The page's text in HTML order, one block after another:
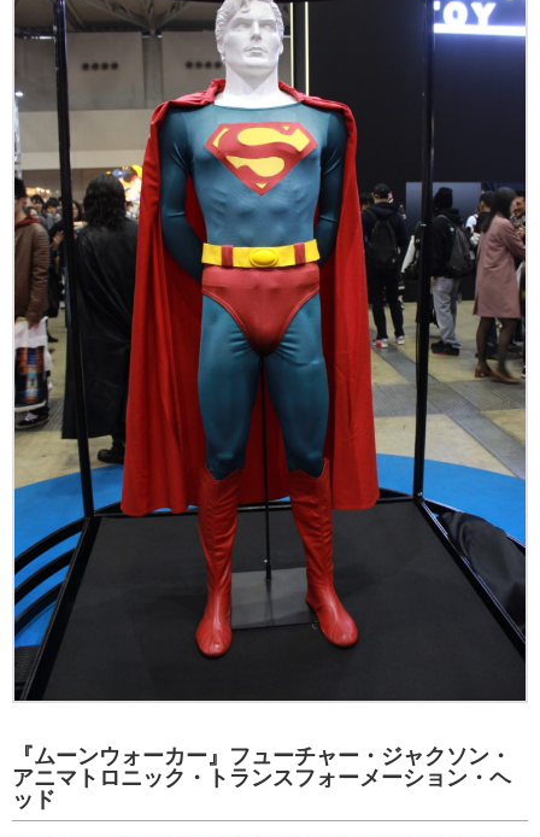
『ムーンウォーカー』フューチャー・ジャクソン・
アニマトロニック・トランスフォーメーション・ヘ
ッド